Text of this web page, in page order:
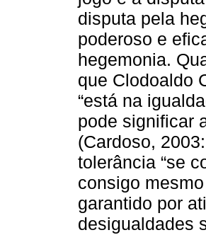
disputa pela
poderoso e
hegemonia.
que Clodoaldo
“está na
pode significar
(Cardoso,
tolerância “se
consigo
garantido por
desigualdades